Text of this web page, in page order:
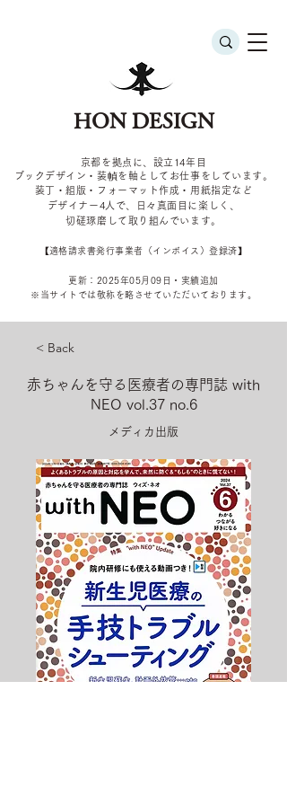
HON DESIGN
京都を拠点に、設立14年目
ブックデザイン・装幀を軸としてお仕事をしています。
装丁・組版・フォーマット作成・用紙指定など
デザイナー4 人で、日々真面目に楽しく、
切磋琢磨して取り組んでいます。
​【適格請求書発行事業者（インボイス）登録済】
更新：2025年05 月09 日・実績追加
​※当サイトでは敬称を 略させていただいております。
< Back
赤ちゃんを守る医療者の専門誌 with
NEO vol.37 no.6
メディカ出版